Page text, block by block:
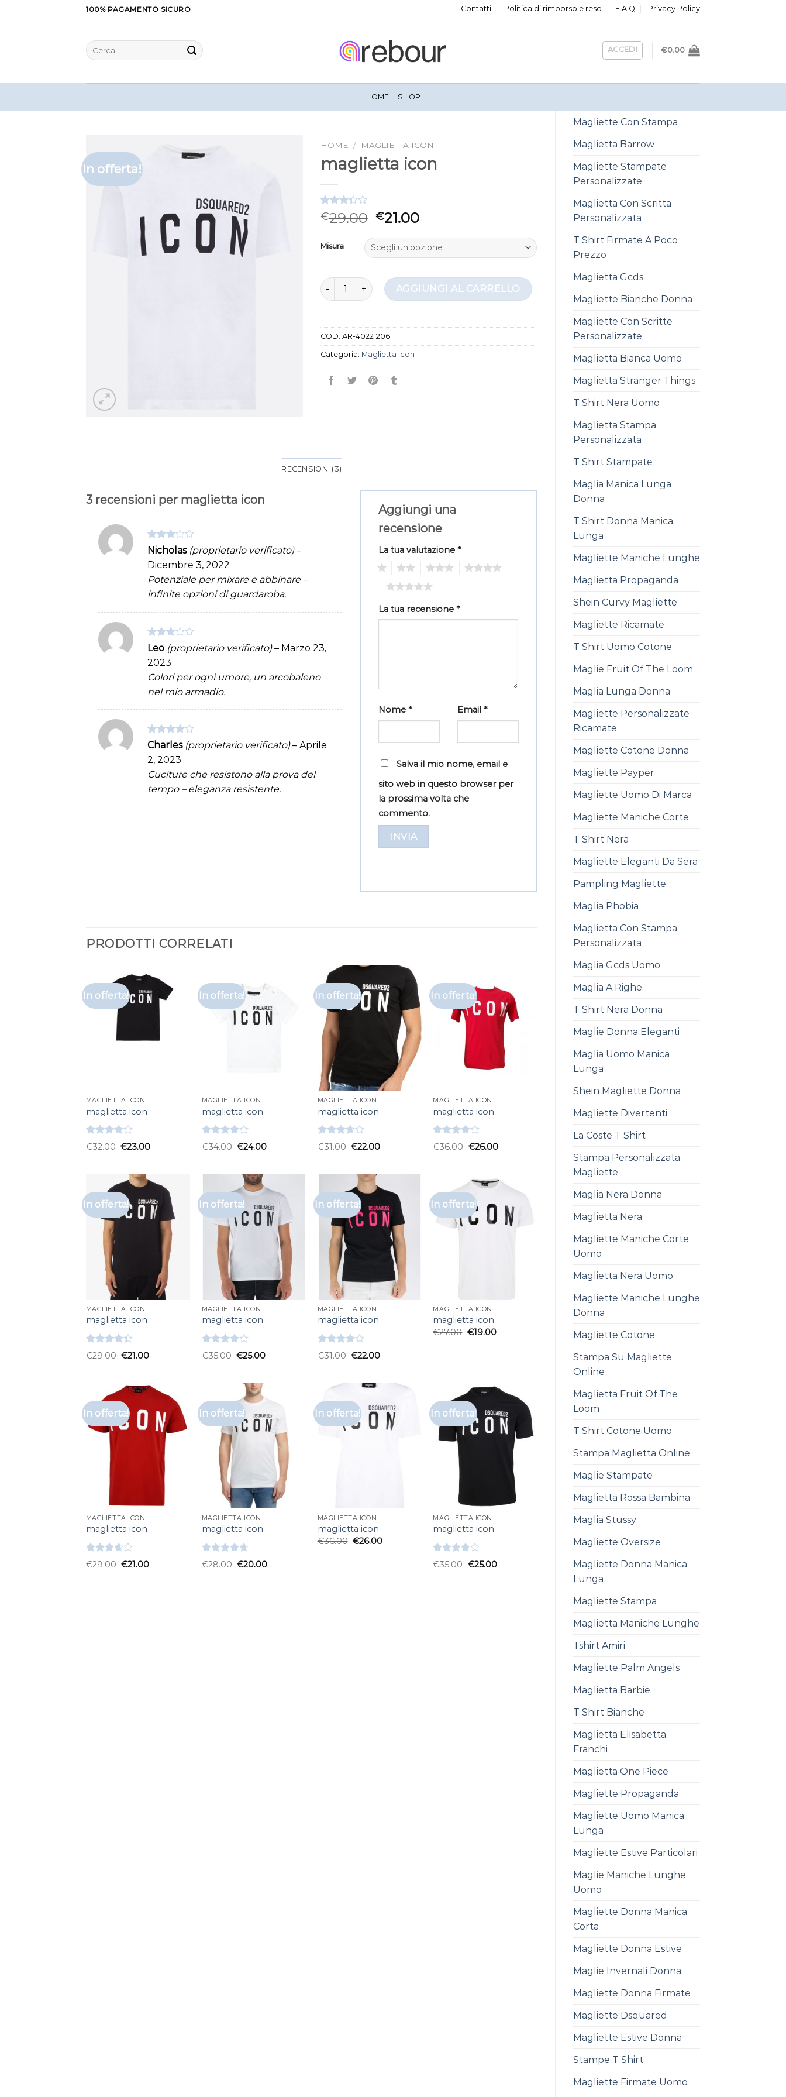
100% PAGAMENTO SICURO Contatti Politica di rimborso e reso F.A.Q Privacy Policy
Cerca: ACCEDI €0.00
HOME SHOP
Magliette Con Stampa
Maglietta Barrow
Magliette Stampate
Personalizzate
Maglietta Con Scritta
Personalizzata
T Shirt Firmate A Poco
Prezzo
Maglietta Gcds
Magliette Bianche Donna
Magliette Con Scritte
Personalizzate
Maglietta Bianca Uomo
Maglietta Stranger Things
T Shirt Nera Uomo
Maglietta Stampa
Personalizzata
T Shirt Stampate
Maglia Manica Lunga
Donna
T Shirt Donna Manica
Lunga
Magliette Maniche Lunghe
Maglietta Propaganda
Shein Curvy Magliette
Magliette Ricamate
T Shirt Uomo Cotone
Maglie Fruit Of The Loom
Maglia Lunga Donna
Magliette Personalizzate
Ricamate
Magliette Cotone Donna
Magliette Payper
Magliette Uomo Di Marca
Magliette Maniche Corte
T Shirt Nera
Magliette Eleganti Da Sera
Pampling Magliette
Maglia Phobia
Maglietta Con Stampa
Personalizzata
Maglia Gcds Uomo
Maglia A Righe
T Shirt Nera Donna
Maglie Donna Eleganti
Maglia Uomo Manica
Lunga
Shein Magliette Donna
Magliette Divertenti
La Coste T Shirt
Stampa Personalizzata
Magliette
Maglia Nera Donna
Maglietta Nera
Magliette Maniche Corte
Uomo
Maglietta Nera Uomo
Magliette Maniche Lunghe
Donna
Magliette Cotone
Stampa Su Magliette
Online
Maglietta Fruit Of The
Loom
T Shirt Cotone Uomo
Stampa Maglietta Online
Maglie Stampate
Maglietta Rossa Bambina
Maglia Stussy
Magliette Oversize
Magliette Donna Manica
Lunga
Magliette Stampa
Maglietta Maniche Lunghe
Tshirt Amiri
Magliette Palm Angels
Maglietta Barbie
T Shirt Bianche
Maglietta Elisabetta
Franchi
Maglietta One Piece
Magliette Propaganda
Magliette Uomo Manica
Lunga
Magliette Estive Particolari
Maglie Maniche Lunghe
Uomo
Magliette Donna Manica
Corta
Magliette Donna Estive
Maglie Invernali Donna
Magliette Donna Firmate
Magliette Dsquared
Magliette Estive Donna
Stampe T Shirt
Magliette Firmate Uomo
In offerta!
HOME / MAGLIETTA ICON
maglietta icon
Valutato
3.33su
base di
3
recensioni
€29.00 €21.00
Misura
maglietta icon quantitàAGGIUNGI AL CARRELLO
COD: AR-40221206
Categoria: Maglietta Icon
RECENSIONI (3)
3 recensioni per maglietta icon
Valutato
Nicholas (proprietario verificato) –
Dicembre 3, 2022
Potenziale per mixare e abbinare –
infinite opzioni di guardaroba.
Valutato
3su 5
Leo (proprietario verificato) – Marzo 23,
2023
Colori per ogni umore, un arcobaleno
nel mio armadio.
Valutato
Charles (proprietario verificato) – Aprile
2, 2023
Cuciture che resistono alla prova del
tempo – eleganza resistente.
Aggiungi una
recensione
La tua valutazione *
La tua recensione *
Nome * Email *
Salva il mio nome, email e
sito web in questo browser per
la prossima volta che
commento.
PRODOTTI CORRELATI
In offerta!
MAGLIETTA ICON
maglietta icon
Valutato
4.17su 5
€32.00 €23.00
In offerta!
MAGLIETTA ICON
maglietta icon
Valutato
4.00su
€34.00 €24.00
In offerta!
MAGLIETTA ICON
maglietta icon
Valutato
3.67su
€31.00 €22.00
In offerta!
MAGLIETTA ICON
maglietta icon
Valutato
4.00su
€36.00 €26.00
In offerta!
MAGLIETTA ICON
maglietta icon
Valutato
4.33 su 5
€29.00 €21.00
In offerta!
MAGLIETTA ICON
maglietta icon
Valutato
4.00su
€35.00 €25.00
In offerta!
MAGLIETTA ICON
maglietta icon
Valutato
4.00su
€31.00 €22.00
In offerta!
MAGLIETTA ICON
maglietta icon
€27.00 €19.00
In offerta!
MAGLIETTA ICON
maglietta icon
Valutato
3.67 su
€29.00 €21.00
In offerta!
MAGLIETTA ICON
maglietta icon
Valutato
4.67su 5
€28.00 €20.00
In offerta!
MAGLIETTA ICON
maglietta icon
€36.00 €26.00
In offerta!
MAGLIETTA ICON
maglietta icon
Valutato
3.67su
€35.00 €25.00